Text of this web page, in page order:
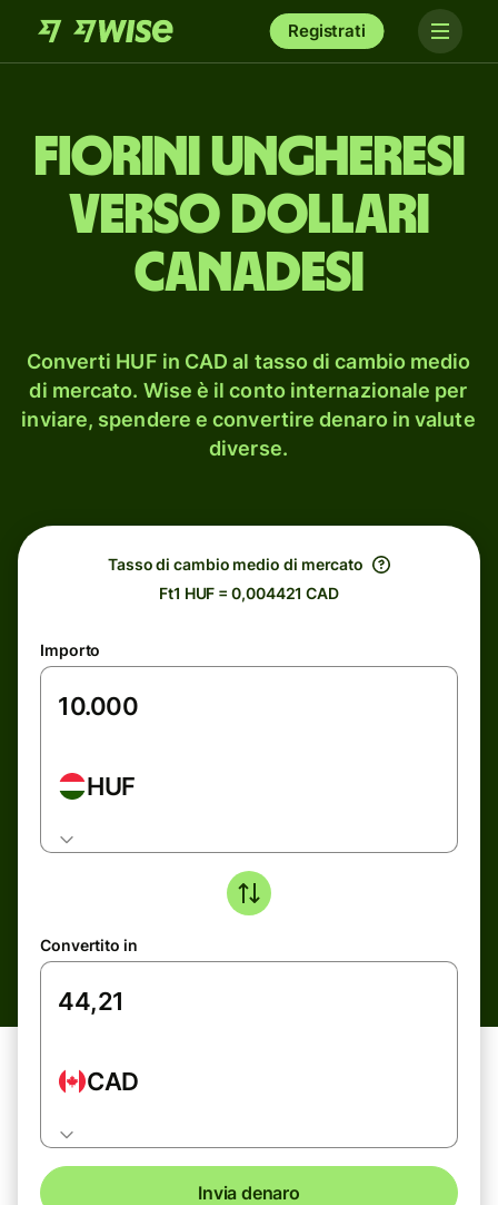
Registrati
fiorini ungheresi
verso dollari
canadesi
Converti HUF in CAD al tasso di cambio medio
di mercato. Wise è il conto internazionale per
inviare, spendere e convertire denaro in valute
diverse.
Tasso di cambio medio di mercato
Ft1 HUF = 0,004421 CAD
Importo
HUF
Convertito in
CAD
Invia denaro